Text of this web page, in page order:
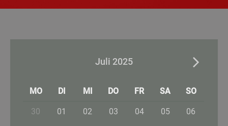
Juli 2025
MO DI MI DO FR SA SO
30 01 02 03 04 05 06